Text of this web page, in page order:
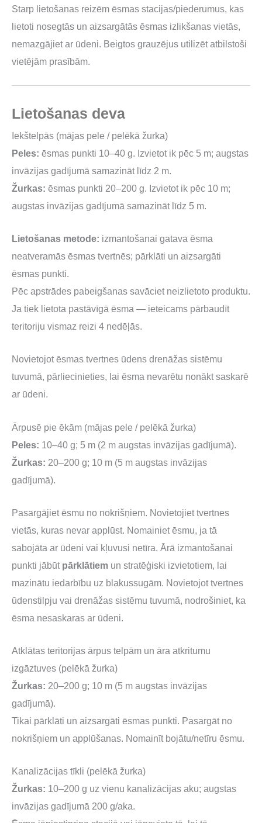
Starp lietošanas reizēm ēsmas stacijas/piederumus, kas
lietoti nosegtās un aizsargātās ēsmas izlikšanas vietās,
nemazgājiet ar ūdeni. Beigtos grauzējus utilizēt atbilstoši
vietējām prasībām.
Lietošanas deva
Iekštelpās (mājas pele / pelēkā žurka)
Peles: ēsmas punkti 10–40 g. Izvietot ik pēc 5 m; augstas
invāzijas gadījumā samazināt līdz 2 m.
Žurkas: ēsmas punkti 20–200 g. Izvietot ik pēc 10 m;
augstas invāzijas gadījumā samazināt līdz 5 m.
Lietošanas metode: izmantošanai gatava ēsma
neatveramās ēsmas tvertnēs; pārklāti un aizsargāti
ēsmas punkti.
Pēc apstrādes pabeigšanas savāciet neizlietoto produktu.
Ja tiek lietota pastāvīgā ēsma — ieteicams pārbaudīt
teritoriju vismaz reizi 4 nedēļās.
Novietojot ēsmas tvertnes ūdens drenāžas sistēmu
tuvumā, pārliecinieties, lai ēsma nevarētu nonākt saskarē
ar ūdeni.
Ārpusē pie ēkām (mājas pele / pelēkā žurka)
Peles: 10–40 g; 5 m (2 m augstas invāzijas gadījumā).
Žurkas: 20–200 g; 10 m (5 m augstas invāzijas
gadījumā).
Pasargājiet ēsmu no nokrišņiem. Novietojiet tvertnes
vietās, kuras nevar applūst. Nomainiet ēsmu, ja tā
sabojāta ar ūdeni vai kļuvusi netīra. Ārā izmantošanai
punkti jābūt pārklātiem un stratēģiski izvietotiem, lai
mazinātu iedarbību uz blakussugām. Novietojot tvertnes
ūdenstilpju vai drenāžas sistēmu tuvumā, nodrošiniet, ka
ēsma nesaskaras ar ūdeni.
Atklātas teritorijas ārpus telpām un āra atkritumu
izgāztuves (pelēkā žurka)
Žurkas: 20–200 g; 10 m (5 m augstas invāzijas
gadījumā).
Tikai pārklāti un aizsargāti ēsmas punkti. Pasargāt no
nokrišņiem un applūšanas. Nomainīt bojātu/netīru ēsmu.
Kanalizācijas tīkli (pelēkā žurka)
Žurkas: 10–200 g uz vienu kanalizācijas aku; augstas
invāzijas gadījumā 200 g/aka.